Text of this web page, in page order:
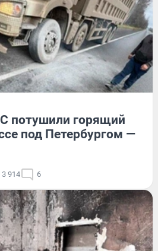
потушили горящий
под Петербургом —
3 914 6